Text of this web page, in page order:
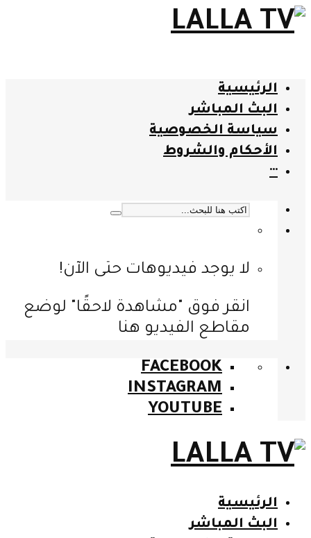
الرئيسية
البث المباشر
سياسة الخصوصية
الأحكام والشروط
···
لا يوجد فيديوهات حتى الآن!
انقر فوق "مشاهدة لاحقًا" لوضع
مقاطع الفيديو هنا
FACEBOOK
INSTAGRAM
YOUTUBE
الرئيسية
البث المباشر